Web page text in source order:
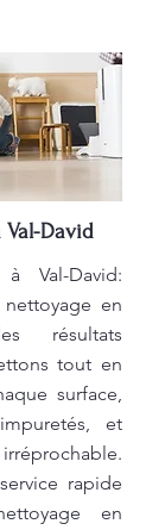
Val-David
Val-David:
en
résultats
tout en
surface,
et
rapide
en